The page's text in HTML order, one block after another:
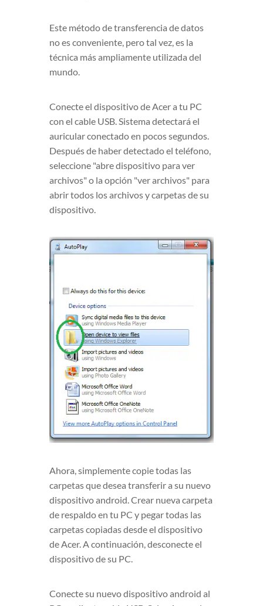
Este método de transferencia de datos
no es conveniente, pero tal vez, es la
técnica más ampliamente utilizada del
mundo.
Conecte el dispositivo de Acer a tu PC
con el cable USB. Sistema detectará el
auricular conectado en pocos segundos.
Después de haber detectado el teléfono,
seleccione "abre dispositivo para ver
archivos" o la opción "ver archivos" para
abrir todos los archivos y carpetas de su
dispositivo.
Ahora, simplemente copie todas las
carpetas que desea transferir a su nuevo
dispositivo android. Crear nueva carpeta
de respaldo en tu PC y pegar todas las
carpetas copiadas desde el dispositivo
de Acer. A continuación, desconecte el
dispositivo de su PC.
Conecte su nuevo dispositivo android al